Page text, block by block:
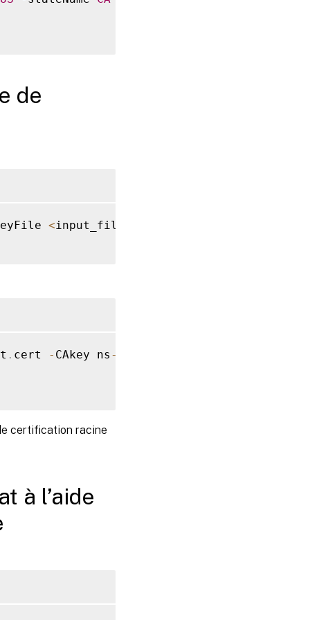
de
<input_filename
. cert - CAkey ns -
certification racine
à l’aide